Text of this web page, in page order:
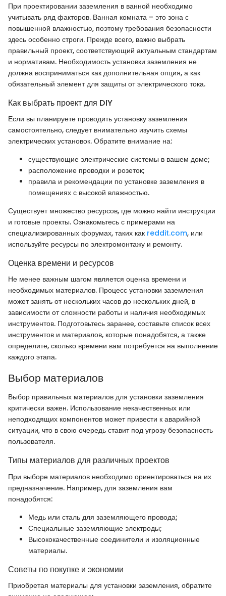
При проектировании заземления в ванной необходимо
учитывать ряд факторов. Ванная комната – это зона с
повышенной влажностью, поэтому требования безопасности
здесь особенно строги. Прежде всего, важно выбрать
правильный проект, соответствующий актуальным стандартам
и нормативам. Необходимость установки заземления не
должна восприниматься как дополнительная опция, а как
обязательный элемент для защиты от электрического тока.
Как выбрать проект для DIY
Если вы планируете проводить установку заземления
самостоятельно, следует внимательно изучить схемы
электрических установок. Обратите внимание на:
существующие электрические системы в вашем доме;
расположение проводки и розеток;
правила и рекомендации по установке заземления в
помещениях с высокой влажностью.
Существует множество ресурсов, где можно найти инструкции
и готовые проекты. Ознакомьтесь с примерами на
специализированных форумах, таких как reddit.com, или
используйте ресурсы по электромонтажу и ремонту.
Оценка времени и ресурсов
Не менее важным шагом является оценка времени и
необходимых материалов. Процесс установки заземления
может занять от нескольких часов до нескольких дней, в
зависимости от сложности работы и наличия необходимых
инструментов. Подготовьтесь заранее, составьте список всех
инструментов и материалов, которые понадобятся, а также
определите, сколько времени вам потребуется на выполнение
каждого этапа.
Выбор материалов
Выбор правильных материалов для установки заземления
критически важен. Использование некачественных или
неподходящих компонентов может привести к аварийной
ситуации, что в свою очередь ставит под угрозу безопасность
пользователя.
Типы материалов для различных проектов
При выборе материалов необходимо ориентироваться на их
предназначение. Например, для заземления вам
понадобятся:
Медь или сталь для заземляющего провода;
Специальные заземляющие электроды;
Высококачественные соединители и изоляционные
материалы.
Советы по покупке и экономии
Приобретая материалы для установки заземления, обратите